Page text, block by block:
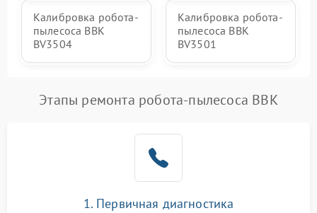
Калибровка робота-
пылесоса BBK
BV3504
Калибровка робота-
пылесоса BBK
BV3501
Этапы ремонта робота-пылесоса BBK
1. Первичная диагностика